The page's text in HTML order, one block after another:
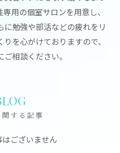
用の個室サロンを用意し、
勉強や部活などの疲れをリ
を心がけておりますので、
相談ください。
する記事
ございません